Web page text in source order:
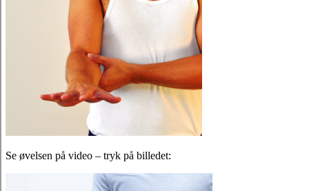
Se øvelsen på video – tryk på billedet: